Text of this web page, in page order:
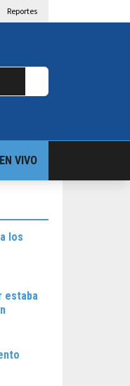
Reportes
GUADALAJARA FOLLOW
EN VIVO
los
estaba